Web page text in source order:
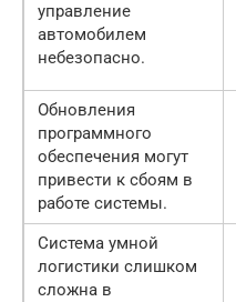
управление
автомобилем
небезопасно.
Обновления
программного
обеспечения могут
привести к сбоям в
работе системы.
Система умной
логистики слишком
сложна в